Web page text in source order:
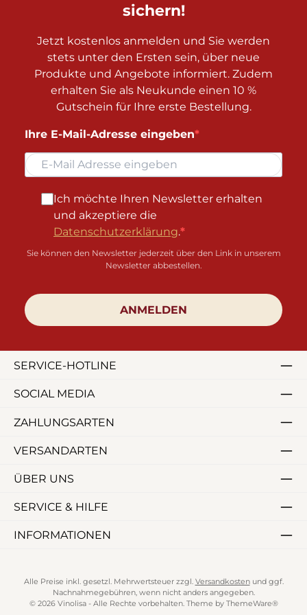
sichern!
Jetzt kostenlos anmelden und Sie werden
stets unter den Ersten sein, über neue
Produkte und Angebote informiert. Zudem
erhalten Sie als Neukunde einen 10 %
Gutschein für Ihre erste Bestellung.
Ihre E-Mail-Adresse eingeben
Ich möchte Ihren Newsletter erhalten
und akzeptiere die
Datenschutzerklärung.
Sie können den Newsletter jederzeit über den Link in unserem
Newsletter abbestellen.
ANMELDEN
SERVICE-HOTLINE
SOCIAL MEDIA
ZAHLUNGSARTEN
VERSANDARTEN
ÜBER UNS
SERVICE & HILFE
INFORMATIONEN
Alle Preise inkl. gesetzl. Mehrwertsteuer zzgl. Versandkostenund ggf.
Nachnahmegebühren, wenn nicht anders angegeben.
© 2026 Vinolisa - Alle Rechte vorbehalten. Theme by ThemeWare®